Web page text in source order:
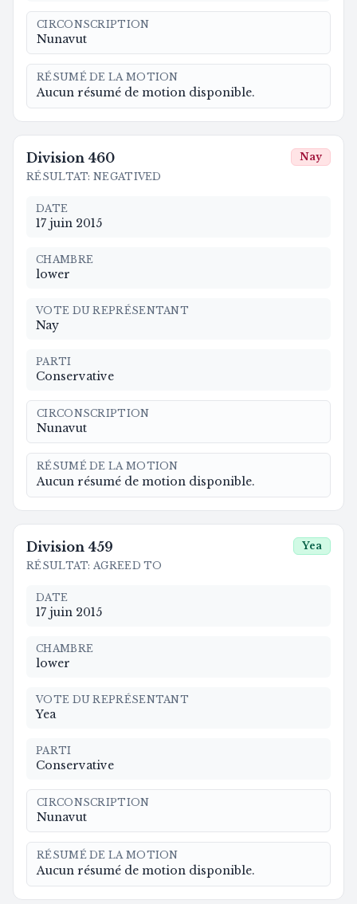
CIRCONSCRIPTION
Nunavut
RÉSUMÉ DE LA MOTION
Aucun résumé de motion disponible.
Division 460
RÉSULTAT: NEGATIVED
Nay
DATE
17 juin 2015
CHAMBRE
lower
VOTE DU REPRÉSENTANT
Nay
PARTI
Conservative
CIRCONSCRIPTION
Nunavut
RÉSUMÉ DE LA MOTION
Aucun résumé de motion disponible.
Division 459
RÉSULTAT: AGREED TO
Yea
DATE
17 juin 2015
CHAMBRE
lower
VOTE DU REPRÉSENTANT
Yea
PARTI
Conservative
CIRCONSCRIPTION
Nunavut
RÉSUMÉ DE LA MOTION
Aucun résumé de motion disponible.